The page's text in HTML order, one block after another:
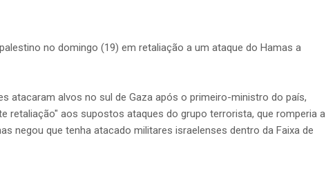
no domingo (19) em retaliação a um ataque do Hamas a
atacaram alvos no sul de Gaza após o primeiro-ministro do país,
retaliação" aos supostos ataques do grupo terrorista, que romperia a
negou que tenha atacado militares israelenses dentro da Faixa de